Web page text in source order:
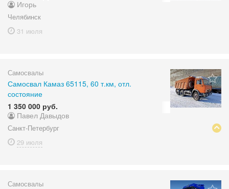
Игорь
Челябинск
31 июля
Самосвалы
Самосвал Камаз 65115, 60 т.км, отл.
состояние
1 350 000 руб.
Павел Давыдов
Санкт-Петербург
29 июля
Самосвалы